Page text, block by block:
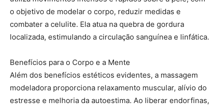
o objetivo de modelar o corpo, reduzir medidas e
combater a celulite. Ela atua na quebra de gordura
localizada, estimulando a circulação sanguínea e linfática.
Benefícios para o Corpo e a Mente
Além dos benefícios estéticos evidentes, a massagem
modeladora proporciona relaxamento muscular, alívio do
estresse e melhoria da autoestima. Ao liberar endorfinas,